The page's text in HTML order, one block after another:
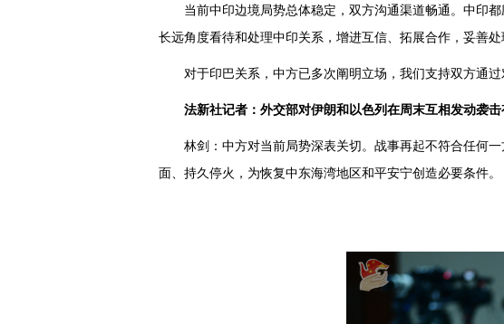
当前中印边境局势总体稳定，双方沟通渠道畅通。中印
长远角度看待和处理中印关系，增进互信、拓展合作，妥善
对于印巴关系，中方已多次阐明立场，我们支持双方通
法新社记者：外交部对伊朗和以色列在周末互相发动袭击
林剑：中方对当前局势深表关切。战事再起不符合任何
面、持久停火，为恢复中东海湾地区和平安宁创造必要条件。